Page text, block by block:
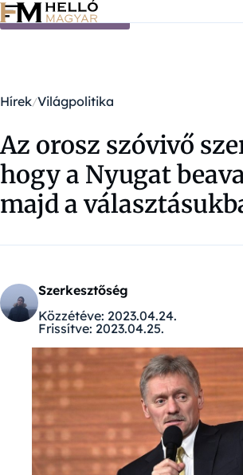
Ugrás a tartalomra
Hírek Világpolitika
Az orosz szóvivő
hogy a Nyugat
majd a
Szerkesztőség
Közzétéve: 2023.04.24.
Frissítve: 2023.04.25.